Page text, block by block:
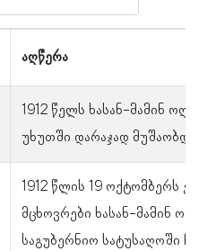
აღწერა
1912 წელს ხასან-მამინ
უხუთში დარაჯად მუშაობდა.
1912 წლის 19 ოქტომბერს
მცხოვრები ხასან-მამინ
საგუბერნიო სატუსაღოში